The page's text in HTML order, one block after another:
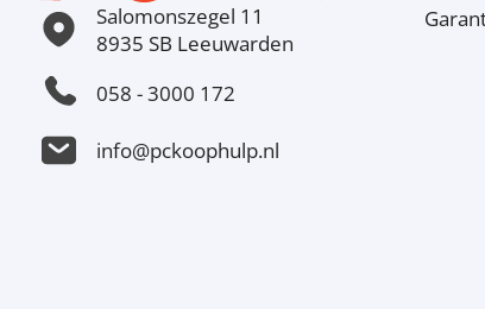
Salomonszegel 11
8935 SB Leeuwarden
058 - 3000 172
info@pckoophulp.nl